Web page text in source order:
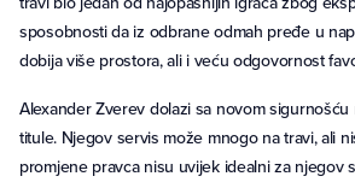
sposobnosti da iz odbrane odmah pređe u
dobija više prostora, ali i veću odgovornost
Alexander Zverev dolazi sa novom
titule. Njegov servis može mnogo na travi, ali
promjene pravca nisu uvijek idealni za njegov